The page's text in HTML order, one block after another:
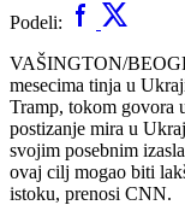
Podeli:
VAŠINGTON/
mesecima tinja u
Tramp, tokom govora
postizanje mira u
svojim posebnim
ovaj cilj mogao biti
istoku, prenosi CNN.